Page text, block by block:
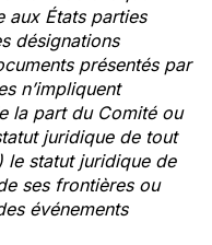
aux États parties
désignations
présentés par
n’impliquent
la part du Comité ou
juridique de tout
statut juridique de
ses frontières ou
événements